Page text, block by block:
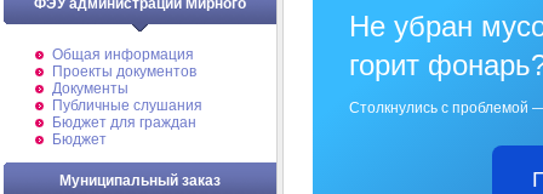
ФЭУ администрации Мирного
Общая информация
Проекты документов
Документы
Публичные слушания
Бюджет для граждан
Бюджет
Муниципальный заказ
Не убран
горит
Столкнулись с проблемой